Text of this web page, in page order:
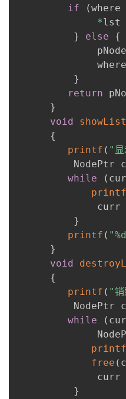
if
(where
*lst
}
else
{
              pNode
              where
}
return
}
void
showList
{
printf ( "
NodePtr
while
(
printf
              curr
}
printf (
}
void
{
printf ( "
NodePtr
while
(
printf
free (
              curr
}